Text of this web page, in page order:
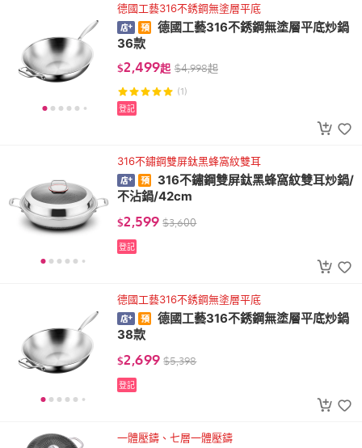
德國工藝316不銹鋼無塗層平底
德國工藝316不銹鋼無塗層平底炒鍋
36款
$2,499起 $4,998起
(1)
登記
316不鏽鋼雙屏鈦黑蜂窩紋雙耳
316不鏽鋼雙屏鈦黑蜂窩紋雙耳炒鍋/
不沾鍋/42cm
$2,599 $3,600
登記
德國工藝316不銹鋼無塗層平底
德國工藝316不銹鋼無塗層平底炒鍋
38款
$2,699 $5,398
登記
一體壓鑄、七層一體壓鑄